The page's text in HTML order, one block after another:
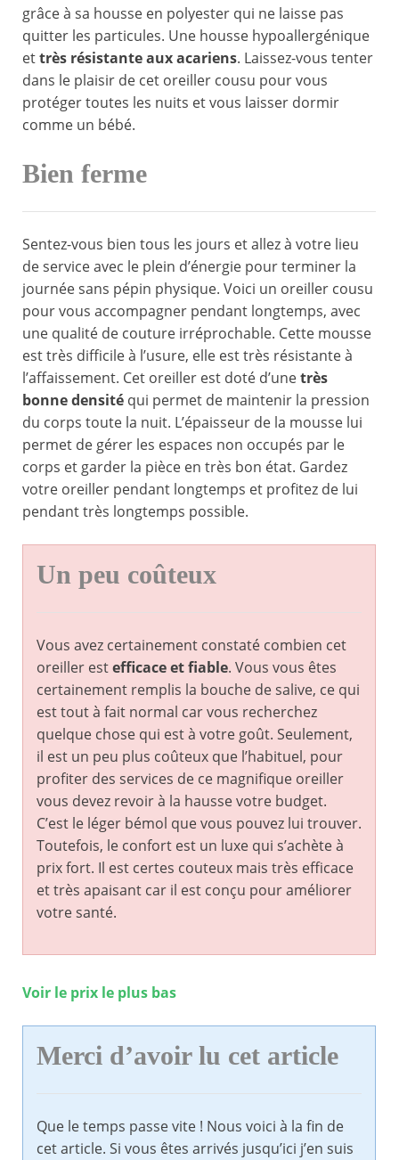
grâce à sa housse en polyester qui ne laisse pas
quitter les particules. Une housse hypoallergénique
ettrès résistante aux acariens. Laissez-vous tenter
dans le plaisir de cet oreiller cousu pour vous
protéger toutes les nuits et vous laisser dormir
comme un bébé.
Bien ferme
Sentez-vous bien tous les jours et allez à votre lieu
de service avec le plein d’énergie pour terminer la
journée sans pépin physique. Voici un oreiller cousu
pour vous accompagner pendant longtemps, avec
une qualité de couture irréprochable. Cette mousse
est très difficile à l’usure, elle est très résistante à
l’affaissement. Cet oreiller est doté d’unetrès
bonne densité qui permet de maintenir la pression
du corps toute la nuit. L’épaisseur de la mousse lui
permet de gérer les espaces non occupés par le
corps et garder la pièce en très bon état. Gardez
votre oreiller pendant longtemps et profitez de lui
pendant très longtemps possible.
Un peu coûteux
Vous avez certainement constaté combien cet
oreiller estefficace et fiable. Vous vous êtes
certainement remplis la bouche de salive, ce qui
est tout à fait normal car vous recherchez
quelque chose qui est à votre goût. Seulement,
il est un peu plus coûteux que l’habituel, pour
profiter des services de ce magnifique oreiller
vous devez revoir à la hausse votre budget.
C’est le léger bémol que vous pouvez lui trouver.
Toutefois, le confort est un luxe qui s’achète à
prix fort. Il est certes couteux mais très efficace
et très apaisant car il est conçu pour améliorer
votre santé.
Voir le prix le plus bas
Merci d’avoir lu cet article
Que le temps passe vite ! Nous voici à la fin de
cet article. Si vous êtes arrivés jusqu’ici j’en suis